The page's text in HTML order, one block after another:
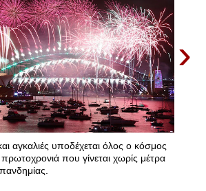
›
αγκαλιές υποδέχεται όλος ο κόσμος
που γίνεται χωρίς μέτρα